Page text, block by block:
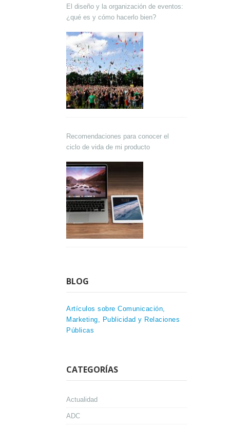
El diseño y la organización de eventos:
¿qué es y cómo hacerlo bien?
Recomendaciones para conocer el
ciclo de vida de mi producto
BLOG
Artículos sobre Comunicación,
Marketing, Publicidad y Relaciones
Públicas
CATEGORÍAS
Actualidad
ADC